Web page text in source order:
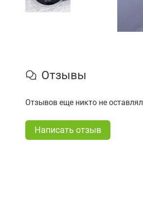
Отзывы
Отзывов еще никто не оставлял
Написать отзыв